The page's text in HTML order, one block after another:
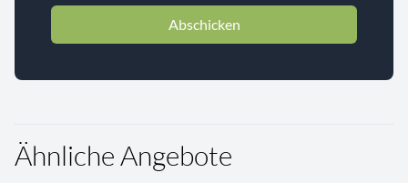
Abschicken
Ähnliche Angebote